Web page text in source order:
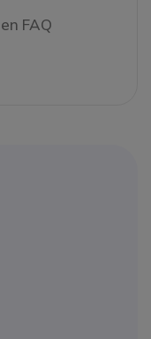
FAQ